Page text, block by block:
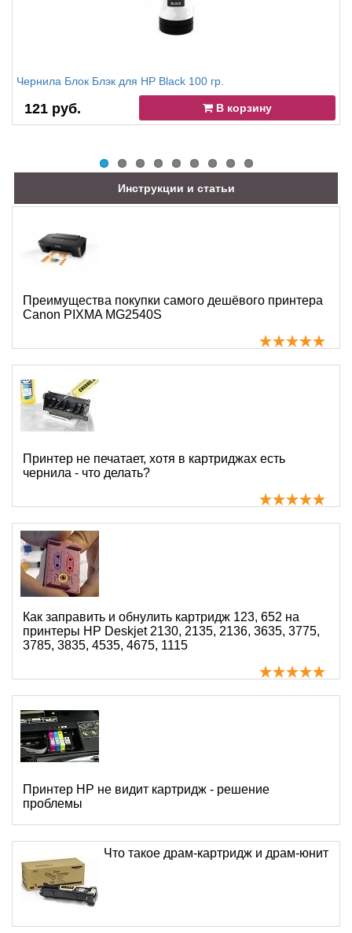
Чернила Блок Блэк для HP Black 100 гр.
121 руб. В корзину
Инструкции и статьи
Преимущества покупки самого дешёвого принтера
Canon PIXMA MG2540S
Принтер не печатает, хотя в картриджах есть
чернила - что делать?
Как заправить и обнулить картридж 123, 652 на
принтеры HP Deskjet 2130, 2135, 2136, 3635, 3775,
3785, 3835, 4535, 4675, 1115
Принтер HP не видит картридж - решение
проблемы
Что такое драм-картридж и драм-юнит